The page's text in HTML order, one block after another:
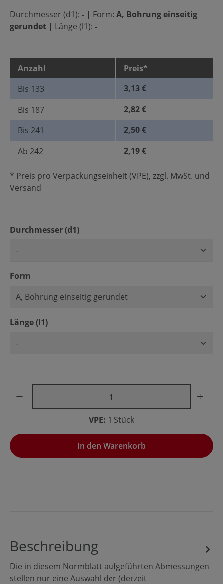
Durchmesser (d1): - | Form: A, Bohrung einseitig
gerundet | Länge (l1): -
Anzahl
Preis*
Bis 133
3,13 €
Bis 187
2,82 €
Bis 241
2,50 €
Ab 242 2,19 €
* Preis pro Verpackungseinheit (VPE), zzgl. MwSt. und
Versand
Durchmesser (d1)auswählen
Form
Länge (l1)auswählen
VPE: 1 Stück
In den Warenkorb
Beschreibung
Die in diesem Normblatt aufgeführten Abmessungen
stellen nur eine Auswahl der (derzeit